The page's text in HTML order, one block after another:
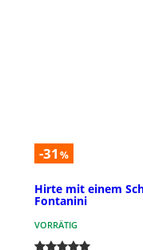
-31 %
Hirte mit einem
Fontanini
VORRÄTIG